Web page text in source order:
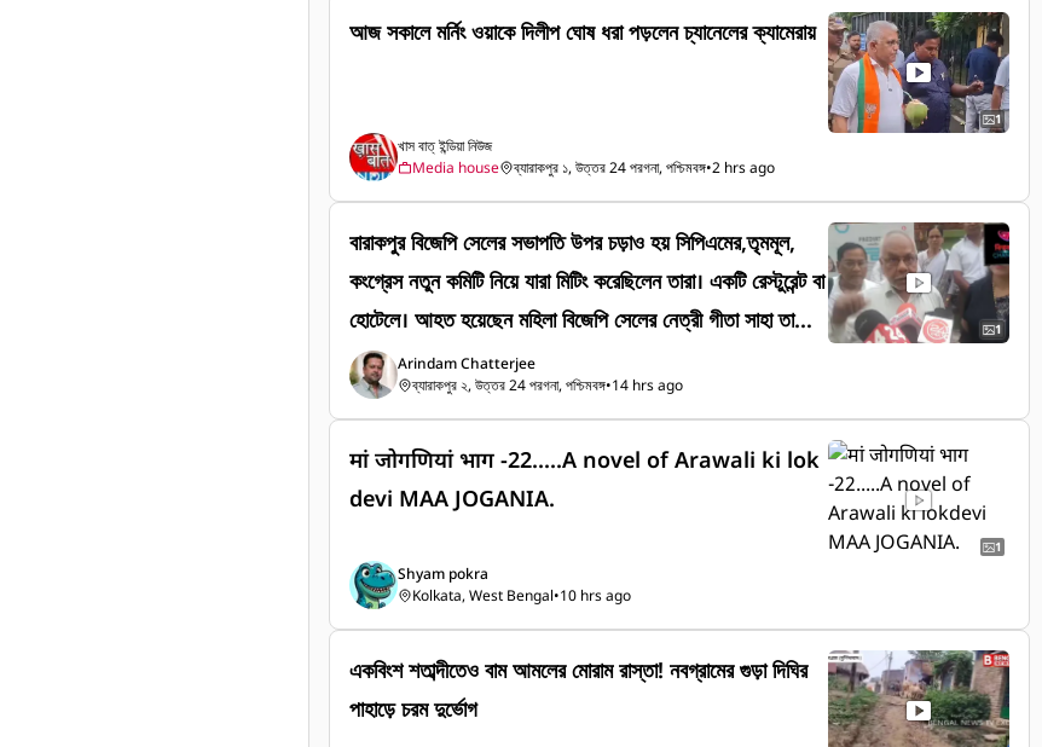
আজ সকালে মর্নিং ওয়াকে দিলীপ ঘোষ ধরা পড়লেন চ্যানেলের ক্যামেরায়
1
খাস বাত্ ইন্ডিয়া নিউজ
Media house
ব্যারাকপুর ১, উত্তর 24 পরগনা, পশ্চিমবঙ্গ•2 hrs ago
বারাকপুর বিজেপি সেলের সভাপতি উপর চড়াও হয় সিপিএমের,তৃমমূল,
কংগ্রেস নতুন কমিটি নিয়ে যারা মিটিং করেছিলেন তারা। একটি রেস্টুরেন্ট বা
হোটেলে। আহত হয়েছেন মহিলা বিজেপি সেলের নেত্রী গীতা সাহা তাকে
নিয়ে যাওয়া হয় একটি বেসরকারি হসপিটালে।
1
Arindam Chatterjee
ব্যারাকপুর ২, উত্তর 24 পরগনা, পশ্চিমবঙ্গ•14 hrs ago
मां जोगणियां भाग -22.....A novel of Arawali ki lok
devi MAA JOGANIA.
1
Shyam pokra
Kolkata, West Bengal•10 hrs ago
একবিংশ শতাব্দীতেও বাম আমলের মোরাম রাস্তা! নবগ্রামের গুড়া দিঘির
পাহাড়ে চরম দুর্ভোগ